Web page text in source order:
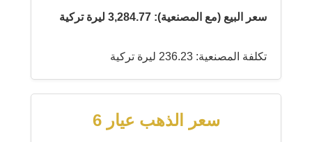
سعر البيع (مع المصنعية): 3,284.77 ليرة تركية
تكلفة المصنعية: 236.23 ليرة تركية
سعر الذهب عيار 6